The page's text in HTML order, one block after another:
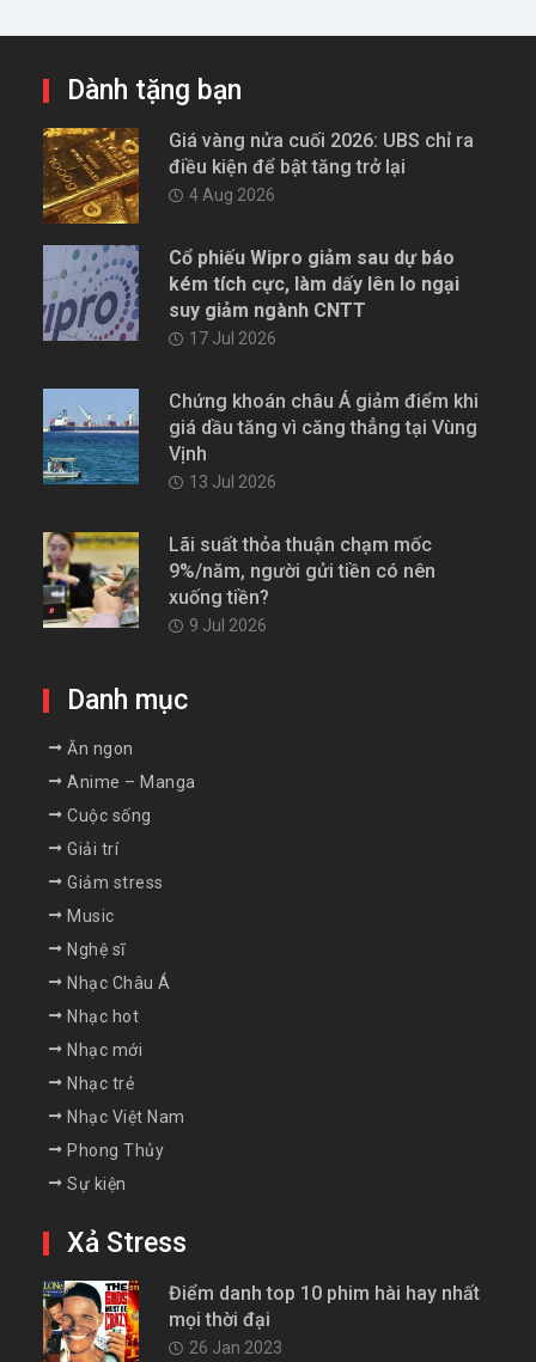
Dành tặng bạn
Giá vàng nửa cuối 2026: UBS chỉ ra
điều kiện để bật tăng trở lại
4 Aug 2026
Cổ phiếu Wipro giảm sau dự báo
kém tích cực, làm dấy lên lo ngại
suy giảm ngành CNTT
17 Jul 2026
Chứng khoán châu Á giảm điểm khi
giá dầu tăng vì căng thẳng tại Vùng
Vịnh
13 Jul 2026
Lãi suất thỏa thuận chạm mốc
9%/năm, người gửi tiền có nên
xuống tiền?
9 Jul 2026
Danh mục
Ăn ngon
Anime – Manga
Cuộc sống
Giải trí
Giảm stress
Music
Nghệ sĩ
Nhạc Châu Á
Nhạc hot
Nhạc mới
Nhạc trẻ
Nhạc Việt Nam
Phong Thủy
Sự kiện
Xả Stress
Điểm danh top 10 phim hài hay nhất
mọi thời đại
26 Jan 2023